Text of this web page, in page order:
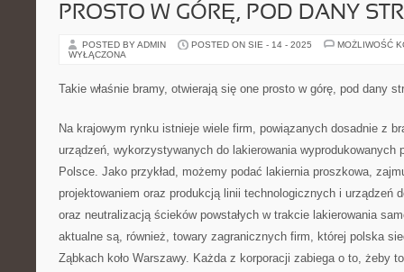
PROSTO W GÓRĘ, POD DANY
POSTED BY ADMIN POSTED ON SIE - 14 - 2025
MOŻLIWOŚĆ
WYŁĄCZONA
Takie właśnie bramy, otwierają się one prosto w górę, pod dany
Na krajowym rynku istnieje wiele firm, powiązanych dosadnie z
urządzeń, wykorzystywanych do lakierowania wyprodukowanych
Polsce. Jako przykład, możemy podać lakiernia proszkowa,
projektowaniem oraz produkcją linii technologicznych i urządzeń
oraz neutralizacją ścieków powstałych w trakcie lakierowania
aktualne są, również, towary zagranicznych firm, której polska
Ząbkach koło Warszawy. Każda z korporacji zabiega o to, żeby